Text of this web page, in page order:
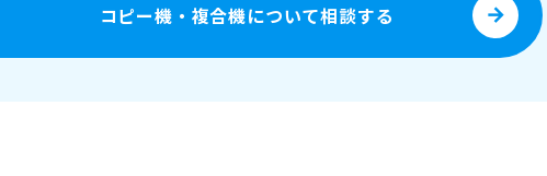
コピー機・複合機について相談する